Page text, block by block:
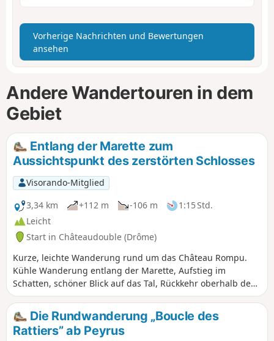
Vorherige Nachrichten und Bewertungen
ansehen
Andere Wandertouren in dem
Gebiet
Entlang der Marette zum
Aussichtspunkt des zerstörten Schlosses
Visorando-Mitglied
3,34 km
+112 m -106 m
1:15 Std.
Leicht
Start in Châteaudouble (Drôme)
Kurze, leichte Wanderung rund um das Château Rompu.
Kühle Wanderung entlang der Marette, Aufstieg im
Schatten, schöner Blick auf das Tal, Rückkehr oberhalb des
Dorfes. Vom Aussichtspunkt aus kann man mit bloßem
Auge Crussol, die Kapelle Sainte-Marguerite, den
Glockenturm von Montélier usw. sehen. Ein Fernglas ist
jedoch von Vorteil.
Die Rundwanderung „Boucle des
Rattiers” ab Peyrus